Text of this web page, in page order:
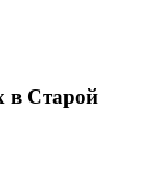
в Старой